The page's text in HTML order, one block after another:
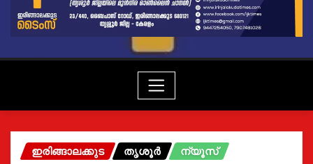
ഇരിങ്ങാലക്കുട തൃശൂർ ന്യൂസ്